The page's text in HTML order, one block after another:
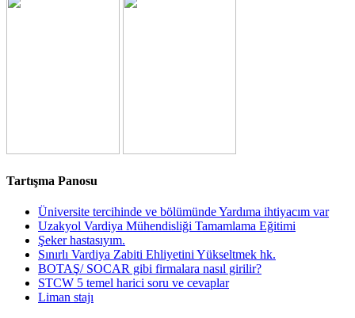
Tartışma Panosu
Üniversite tercihinde ve bölümünde Yardıma ihtiyacım var
Uzakyol Vardiya Mühendisliği Tamamlama Eğitimi
Şeker hastasıyım.
Sınırlı Vardiya Zabiti Ehliyetini Yükseltmek hk.
BOTAŞ/ SOCAR gibi firmalara nasıl girilir?
STCW 5 temel harici soru ve cevaplar
Liman stajı